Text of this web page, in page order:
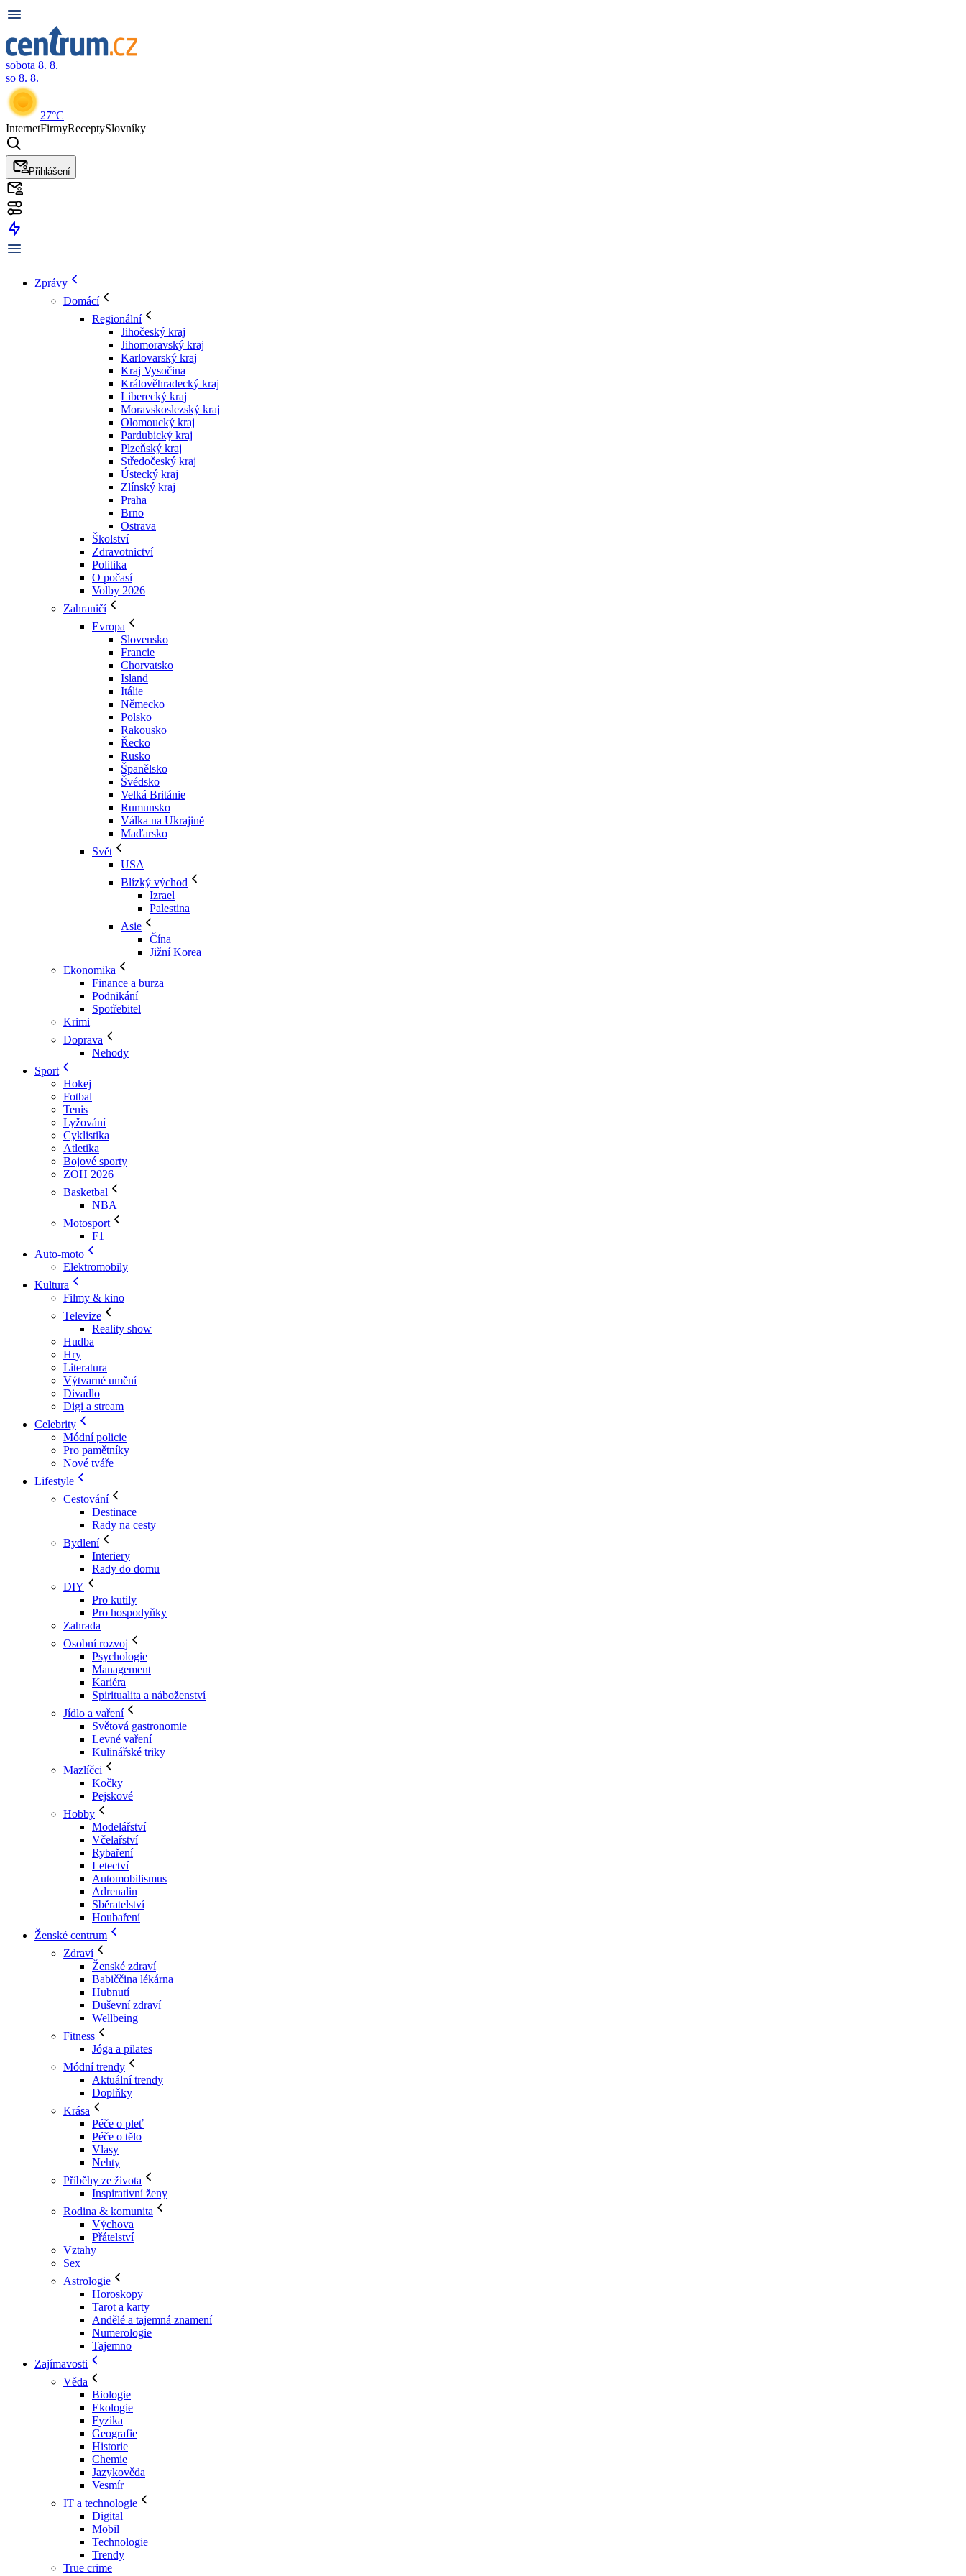
sobota 8. 8.
so 8. 8.
27°C
InternetFirmyReceptySlovníky
Přihlášení
Zprávy
Domácí
Regionální
Jihočeský kraj
Jihomoravský kraj
Karlovarský kraj
Kraj Vysočina
Králověhradecký kraj
Liberecký kraj
Moravskoslezský kraj
Olomoucký kraj
Pardubický kraj
Plzeňský kraj
Středočeský kraj
Ústecký kraj
Zlínský kraj
Praha
Brno
Ostrava
Školství
Zdravotnictví
Politika
O počasí
Volby 2026
Zahraničí
Evropa
Slovensko
Francie
Chorvatsko
Island
Itálie
Německo
Polsko
Rakousko
Řecko
Rusko
Španělsko
Švédsko
Velká Británie
Rumunsko
Válka na Ukrajině
Maďarsko
Svět
USA
Blízký východ
Izrael
Palestina
Asie
Čína
Jižní Korea
Ekonomika
Finance a burza
Podnikání
Spotřebitel
Krimi
Doprava
Nehody
Sport
Hokej
Fotbal
Tenis
Lyžování
Cyklistika
Atletika
Bojové sporty
ZOH 2026
Basketbal
NBA
Motosport
F1
Auto-moto
Elektromobily
Kultura
Filmy & kino
Televize
Reality show
Hudba
Hry
Literatura
Výtvarné umění
Divadlo
Digi a stream
Celebrity
Módní policie
Pro pamětníky
Nové tváře
Lifestyle
Cestování
Destinace
Rady na cesty
Bydlení
Interiery
Rady do domu
DIY
Pro kutily
Pro hospodyňky
Zahrada
Osobní rozvoj
Psychologie
Management
Kariéra
Spiritualita a náboženství
Jídlo a vaření
Světová gastronomie
Levné vaření
Kulinářské triky
Mazlíčci
Kočky
Pejskové
Hobby
Modelářství
Včelařství
Rybaření
Letectví
Automobilismus
Adrenalin
Sběratelství
Houbaření
Ženské centrum
Zdraví
Ženské zdraví
Babiččina lékárna
Hubnutí
Duševní zdraví
Wellbeing
Fitness
Jóga a pilates
Módní trendy
Aktuální trendy
Doplňky
Krása
Péče o pleť
Péče o tělo
Vlasy
Nehty
Příběhy ze života
Inspirativní ženy
Rodina & komunita
Výchova
Přátelství
Vztahy
Sex
Astrologie
Horoskopy
Tarot a karty
Andělé a tajemná znamení
Numerologie
Tajemno
Zajímavosti
Věda
Biologie
Ekologie
Fyzika
Geografie
Historie
Chemie
Jazykověda
Vesmír
IT a technologie
Digital
Mobil
Technologie
Trendy
True crime